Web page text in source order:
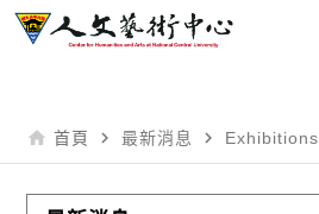
home 首頁 navigate_next 最新消息 navigate_next Exhibitions